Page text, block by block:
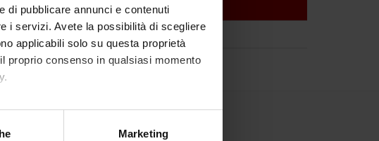
di pubblicare annunci e contenuti
i servizi. Avete la possibilità di scegliere
applicabili solo su questa proprietà
proprio consenso in qualsiasi momento
di qualche metro,Marketing